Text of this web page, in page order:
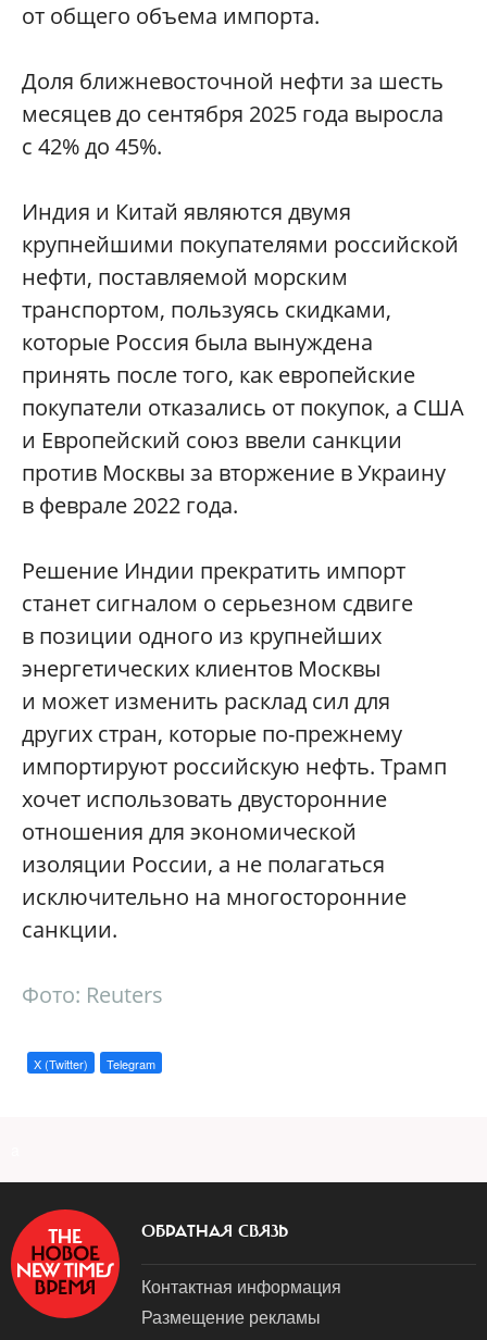
от общего объема импорта.
Доля ближневосточной нефти за шесть
месяцев до сентября 2025 года выросла
с 42% до 45%.
Индия и Китай являются двумя
крупнейшими покупателями российской
нефти, поставляемой морским
транспортом, пользуясь скидками,
которые Россия была вынуждена
принять после того, как европейские
покупатели отказались от покупок, а США
и Европейский союз ввели санкции
против Москвы за вторжение в Украину
в феврале 2022 года.
Решение Индии прекратить импорт
станет сигналом о серьезном сдвиге
в позиции одного из крупнейших
энергетических клиентов Москвы
и может изменить расклад сил для
других стран, которые по-прежнему
импортируют российскую нефть. Трамп
хочет использовать двусторонние
отношения для экономической
изоляции России, а не полагаться
исключительно на многосторонние
санкции.
Фото: Reuters
X (Twitter) Telegram
ОБРАТНАЯ СВЯЗЬ
Контактная информация
Размещение рекламы